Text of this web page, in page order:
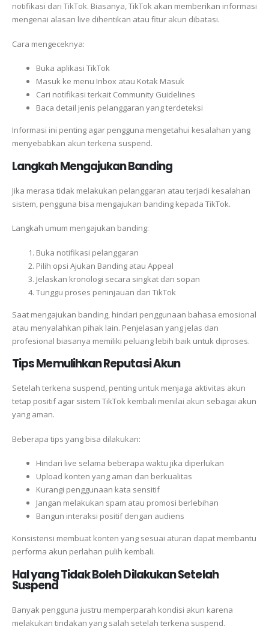
notifikasi dari TikTok. Biasanya, TikTok akan memberikan informasi
mengenai alasan live dihentikan atau fitur akun dibatasi.
Cara mengeceknya:
Buka aplikasi TikTok
Masuk ke menu Inbox atau Kotak Masuk
Cari notifikasi terkait Community Guidelines
Baca detail jenis pelanggaran yang terdeteksi
Informasi ini penting agar pengguna mengetahui kesalahan yang
menyebabkan akun terkena suspend.
Langkah Mengajukan Banding
Jika merasa tidak melakukan pelanggaran atau terjadi kesalahan
sistem, pengguna bisa mengajukan banding kepada TikTok.
Langkah umum mengajukan banding:
Buka notifikasi pelanggaran
Pilih opsi Ajukan Banding atau Appeal
Jelaskan kronologi secara singkat dan sopan
Tunggu proses peninjauan dari TikTok
Saat mengajukan banding, hindari penggunaan bahasa emosional
atau menyalahkan pihak lain. Penjelasan yang jelas dan
profesional biasanya memiliki peluang lebih baik untuk diproses.
Tips Memulihkan Reputasi Akun
Setelah terkena suspend, penting untuk menjaga aktivitas akun
tetap positif agar sistem TikTok kembali menilai akun sebagai akun
yang aman.
Beberapa tips yang bisa dilakukan:
Hindari live selama beberapa waktu jika diperlukan
Upload konten yang aman dan berkualitas
Kurangi penggunaan kata sensitif
Jangan melakukan spam atau promosi berlebihan
Bangun interaksi positif dengan audiens
Konsistensi membuat konten yang sesuai aturan dapat membantu
performa akun perlahan pulih kembali.
Hal yang Tidak Boleh Dilakukan Setelah
Suspend
Banyak pengguna justru memperparah kondisi akun karena
melakukan tindakan yang salah setelah terkena suspend.